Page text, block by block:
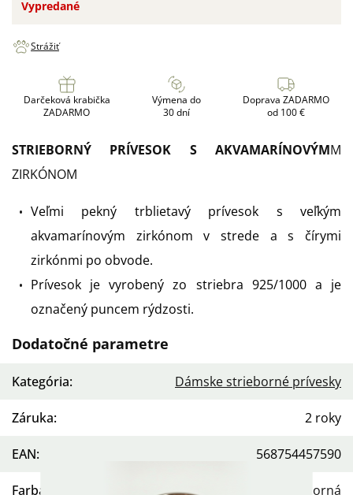
Vypredané
Strážiť
Darčeková krabička
ZADARMO
Výmena do
30 dní
Doprava ZADARMO
od 100 €
STRIEBORNÝ PRÍVESOK S AKVAMARÍNOVÝMM
ZIRKÓNOM
Veľmi pekný trblietavý prívesok s veľkým
akvamarínovým zirkónom v strede a s čírymi
zirkónmi po obvode.
Prívesok je vyrobený zo striebra 925/1000 a je
označený puncem rýdzosti.
Dodatočné parametre
Kategória: Dámske strieborné prívesky
Záruka: 2 roky
EAN: 568754457590
Farba Strieborná